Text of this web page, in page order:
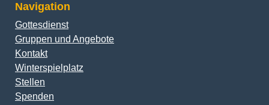
Navigation
Gottesdienst
Gruppen und Angebote
Kontakt
Winterspielplatz
Stellen
Spenden